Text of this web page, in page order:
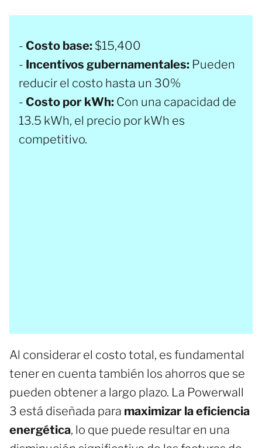
- Costo base:$15,400
- Incentivos gubernamentales: Pueden
reducir el costo hasta un 30%
- Costo por kWh: Con una capacidad de
13.5 kWh, el precio por kWh es
competitivo.
Al considerar el costo total, es fundamental
tener en cuenta también los ahorros que se
pueden obtener a largo plazo. La Powerwall
3 está diseñada para maximizar la eficiencia
energética, lo que puede resultar en una